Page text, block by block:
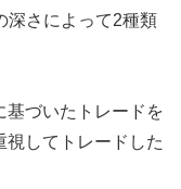
深さによって2種類
基づいたトレードを
してトレードした